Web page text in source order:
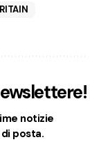
notizie
posta.